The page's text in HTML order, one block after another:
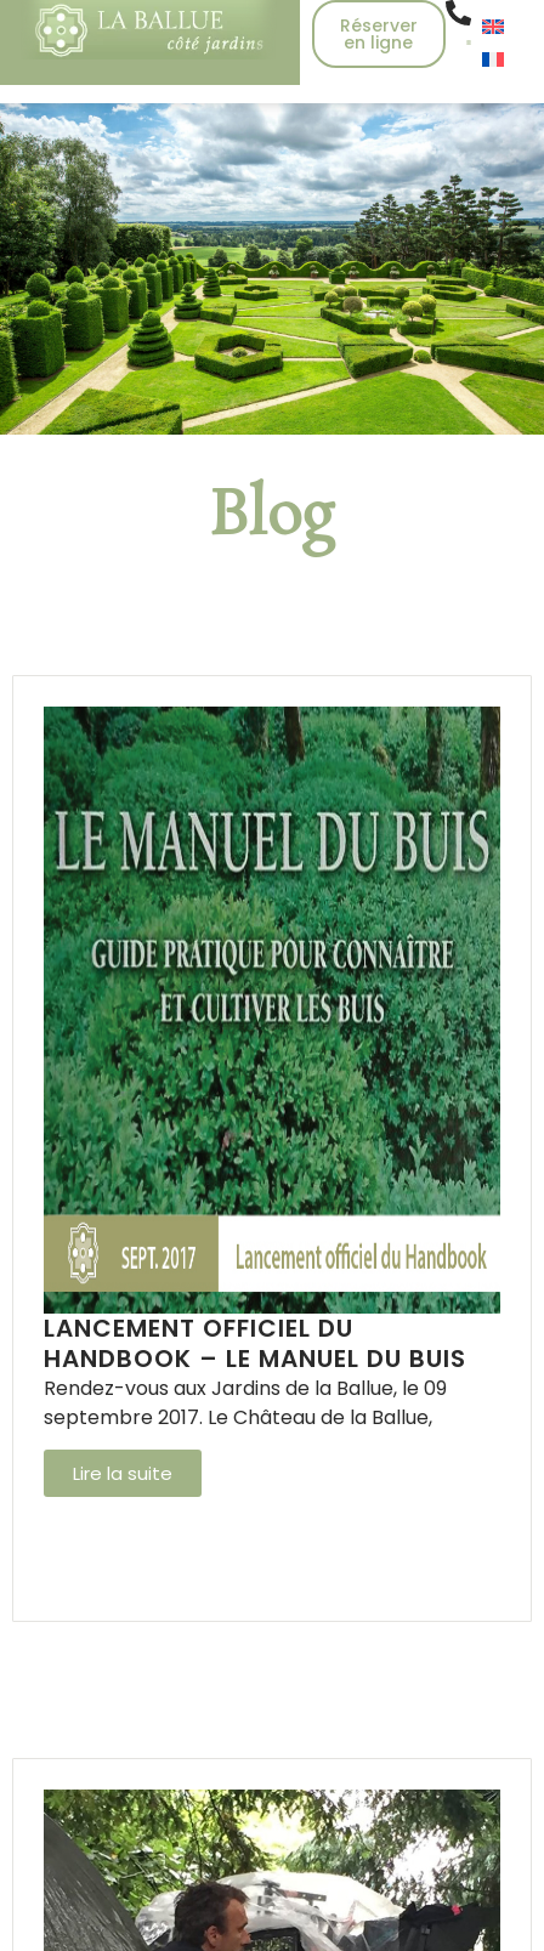
Réserver
en ligne
Blog
LANCEMENT OFFICIEL DU
HANDBOOK – LE MANUEL DU BUIS
Rendez-vous aux Jardins de la Ballue, le 09
septembre 2017. Le Château de la Ballue,
Lire la suite